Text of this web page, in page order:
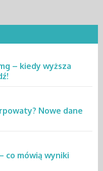
– kiedy wyższa
Nowe dane
co mówią wyniki